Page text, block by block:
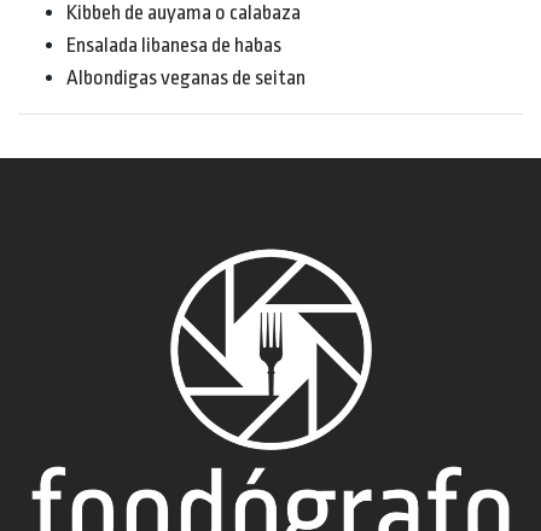
Kibbeh de auyama o calabaza
Ensalada libanesa de habas
Albondigas veganas de seitan